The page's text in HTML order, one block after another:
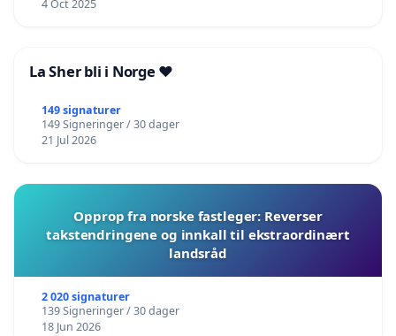
4 Oct 2025
La Sher bli i Norge ❤️
149 signaturer
149 Signeringer / 30 dager
21 Jul 2026
Opprop fra norske fastleger: Reverser
takstendringene og innkall til ekstraordinært
landsråd
2 020 signaturer
139 Signeringer / 30 dager
18 Jun 2026